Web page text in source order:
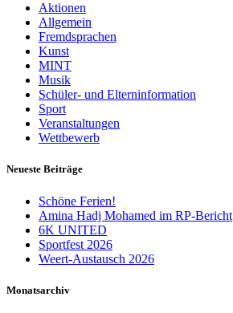
Aktionen
Allgemein
Fremdsprachen
Kunst
MINT
Musik
Schüler- und Elterninformation
Sport
Veranstaltungen
Wettbewerb
Neueste Beiträge
Schöne Ferien!
Amina Hadj Mohamed im RP-Bericht
6K UNITED
Sportfest 2026
Weert-Austausch 2026
Monatsarchiv